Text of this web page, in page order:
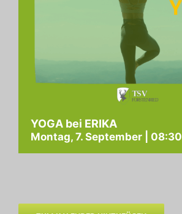
YOGA bei ERIKA
Montag, 7. September | 08:30